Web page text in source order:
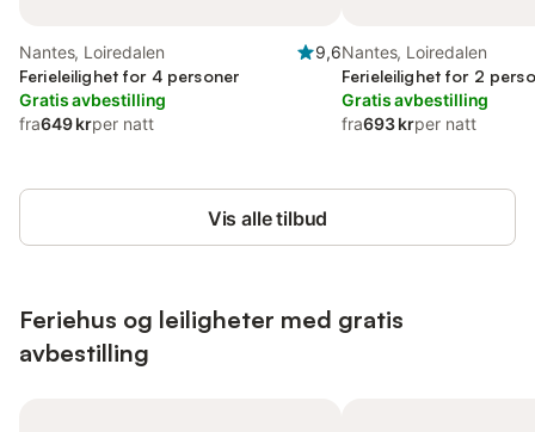
Nantes, Loiredalen
9,6
Ferieleilighet for 4 personer
Gratis avbestilling
fra649 krper natt
Nantes, Loiredalen
Ferieleilighet for 2
Gratis avbestilling
fra693 krper natt
Vis alle tilbud
Feriehus og leiligheter med gratis
avbestilling